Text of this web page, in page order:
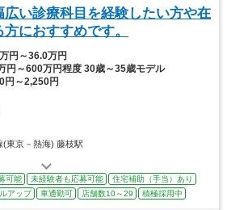
広い診療科目を経験したい方や在
におすすめです。
円～36.0万円
円～600万円程度 30歳～35歳モデル
円～2,250円
(東京－熱海) 藤枝駅
可能 未経験者も応募可能
住宅補助（手当）あり
アップ 車通勤可 店舗数10～29 積極採用中